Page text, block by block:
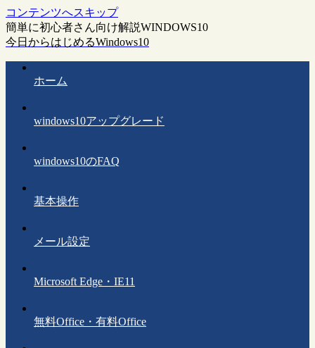
コンテンツへスキップ
簡単に初心者さん向け解説WINDOWS10
今日からはじめるWindows10
ホーム
windows10アップグレード
windows10のFAQ
基本操作
メール設定
Microsoft Edge・IE11
無料Office・有料Office